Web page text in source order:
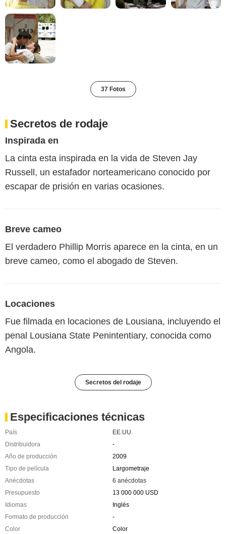
37 Fotos
Secretos de rodaje
Inspirada en
La cinta esta inspirada en la vida de Steven Jay
Russell, un estafador norteamericano conocido por
escapar de prisión en varias ocasiones.
Breve cameo
El verdadero Phillip Morris aparece en la cinta, en un
breve cameo, como el abogado de Steven.
Locaciones
Fue filmada en locaciones de Lousiana, incluyendo el
penal Lousiana State Penintentiary, conocida como
Angola.
Secretos del rodaje
Especificaciones técnicas
País
EE.UU.
Distribuidora
-
Año de producción
2009
Tipo de película
Largometraje
Anécdotas
6 anécdotas
Presupuesto
13 000 000 USD
Idiomas
Inglés
Formato de producción
-
Color
Color